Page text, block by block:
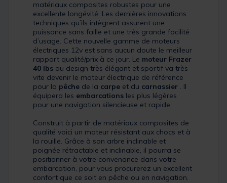
matériaux composites robustes pour une
excellente longévité. Les dernières innovations
techniques qu’ils intègrent assurent une
puissance sans faille et une très grande facilité
d’usage. Cette nouvelle gamme de moteurs
électriques 12v est sans aucun doute le meilleur
rapport qualité/prix à ce jour. Le moteur Frazer
40 lbs au design très élégant et sportif va très
vite devenir le moteur électrique de référence
pour la pêche de la carpe et du carnassier . Il
équipera les embarcations les plus légères
pour une navigation silencieuse et rapide.
Construit à partir de matériaux composites de
qualité voici un moteur résistant aux chocs et à
la rouille. Grâce à son arbre inclinable et
poignée rétractable et inclinable, il pourra se
positionner à votre convenance dans votre
embarcation, pour vous procurerez un excellent
confort que ce soit en pêche ou en navigation.